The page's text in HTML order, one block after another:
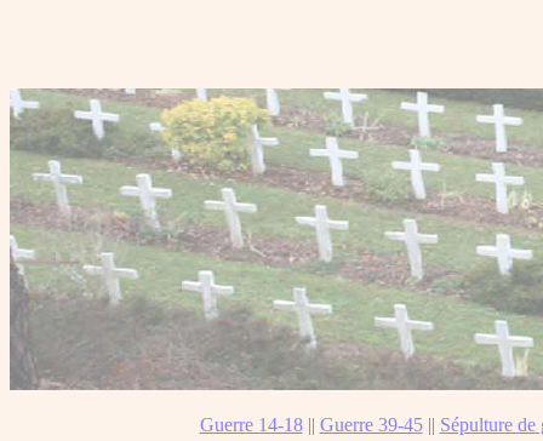
Guerre 14-18|| Guerre 39-45|| Sépulture de